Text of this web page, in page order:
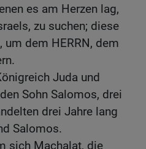
es am Herzen lag,
zu suchen; diese
um dem HERRN, dem
Juda und
Sohn Salomos, drei
drei Jahre lang
Salomos.
sich Machalat, die